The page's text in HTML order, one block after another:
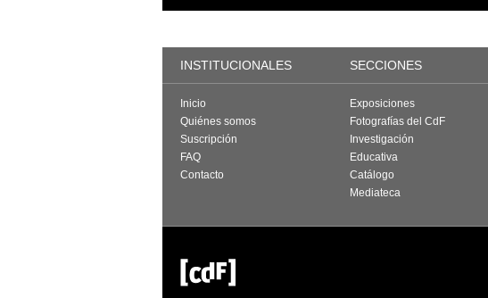
INSTITUCIONALES SECCIONES
Inicio
Quiénes somos
Suscripción
FAQ
Contacto
Exposiciones
Fotografías del CdF
Investigación
Educativa
Catálogo
Mediateca